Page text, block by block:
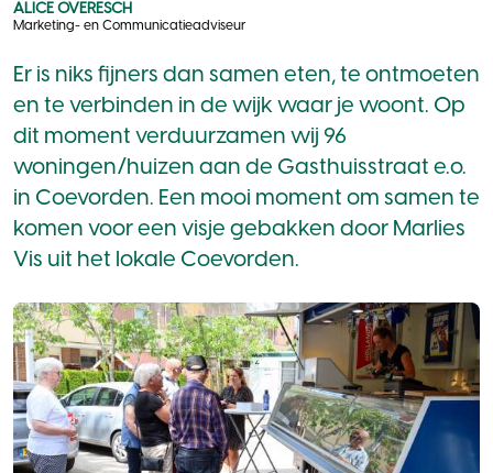
ALICE OVERESCH
Marketing- en Communicatieadviseur
Er is niks fijners dan samen eten, te ontmoeten
en te verbinden in de wijk waar je woont. Op
dit moment verduurzamen wij 96
woningen/huizen aan de Gasthuisstraat e.o.
in Coevorden. Een mooi moment om samen te
komen voor een visje gebakken door Marlies
Vis uit het lokale Coevorden.